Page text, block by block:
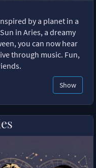
by a planet in a
in Aries, a dreamy
you can now hear
through music. Fun,
Show